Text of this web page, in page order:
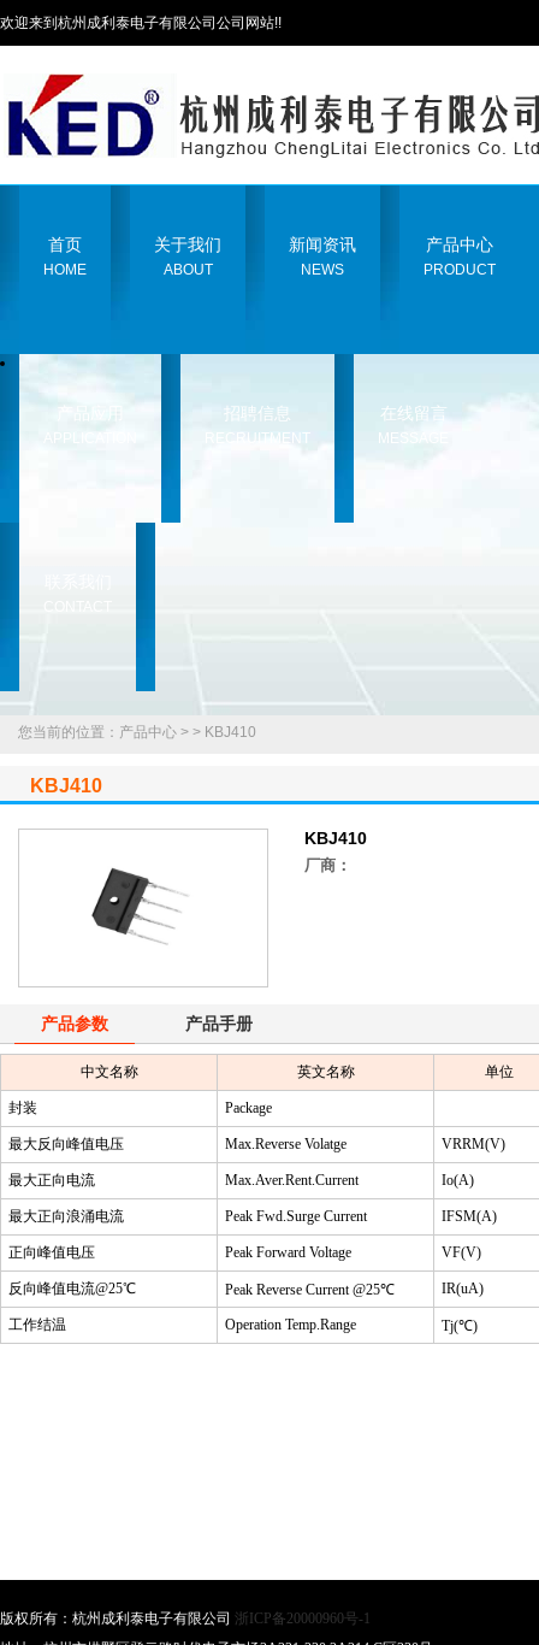
欢迎来到杭州成利泰电子有限公司公司网站!!
首页
HOME
关于我们
ABOUT
新闻资讯
NEWS
产品中心
PRODUCT
产品应用 招聘信息
RECRUITMENT
在线留言
MESSAGE
您当前的位置：产品中心 > > KBJ410
KBJ410
KBJ410
厂商：
产品参数 产品手册
中文名称 英文名称 单位
封装 Package
最大反向峰值电压 Max.Reverse Volatge VRRM(V)
最大正向电流 Max.Aver.Rent.Current Io(A)
最大正向浪涌电流 Peak Fwd.Surge Current IFSM(A)
正向峰值电压 Peak Forward Voltage VF(V)
反向峰值电流@25℃ Peak Reverse Current @25℃ IR(uA)
工作结温 Operation Temp.Range Tj(℃)
版权所有：杭州成利泰电子有限公司 浙ICP备20000960号-1